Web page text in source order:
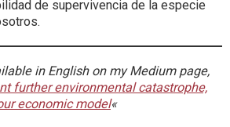
de supervivencia de la especie
in English on my Medium page,
further environmental catastrophe,
economic model«